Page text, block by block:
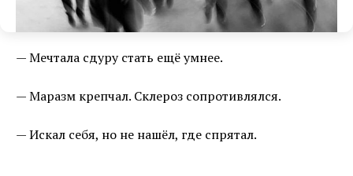
— Мечтала сдуру стать ещё умнее.
— Маразм крепчал. Склероз сопротивлялся.
— Искал себя, но не нашёл, где спрятал.